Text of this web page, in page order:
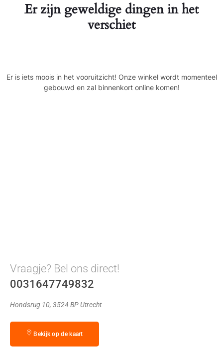
Er zijn geweldige dingen in het
verschiet
Er is iets moois in het vooruitzicht! Onze winkel wordt momenteel
gebouwd en zal binnenkort online komen!
Vraagje? Bel ons direct!
0031647749832
Hondsrug 10, 3524 BP Utrecht
Bekijk op de kaart